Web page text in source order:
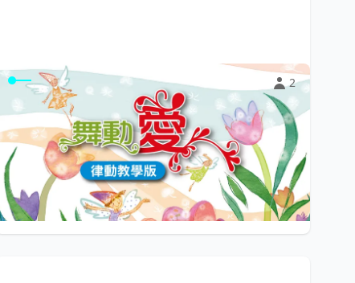
2
〈舞動愛〉律動教學版
讓孩子的學習從唱唱跳跳開始。《舞動愛》律動歌曲，內
容涵蓋生命教育裡人己與人人兩大主題。
小陽光e學園 $99